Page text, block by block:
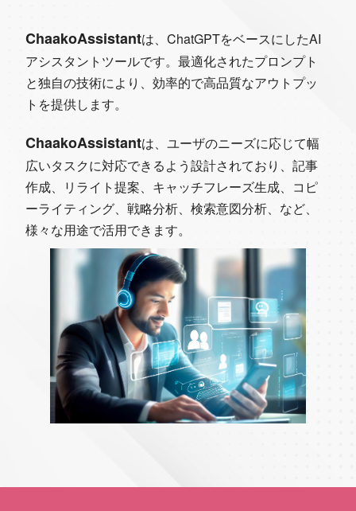
ChaakoAssistantは、ChatGPTをベースにしたAI
アシスタントツールです。最適化されたプロンプト
と独自の技術により、効率的で高品質なアウトプッ
トを提供します。
ChaakoAssistantは、ユーザのニーズに応じて幅
広いタスクに対応できるよう設計されており、記事
作成、リライト提案、キャッチフレーズ生成、コピ
ーライティング、戦略分析、検索意図分析、など、
様々な用途で活用できます。